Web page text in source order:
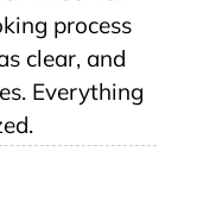
process
clear, and
Everything